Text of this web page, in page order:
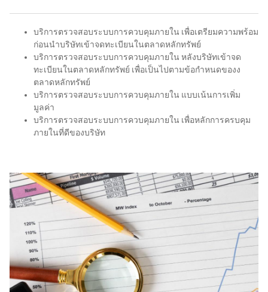
บริการตรวจสอบระบบการควบคุมภายใน เพื่อเตรียมความพร้อม
ก่อนนำบริษัทเข้าจดทะเบียนในตลาดหลักทรัพย์
บริการตรวจสอบระบบการควบคุมภายใน หลังบริษัทเข้าจด
ทะเบียนในตลาดหลักทรัพย์ เพื่อเป็นไปตามข้อกำหนดของง
ตลาดหลักทรัพย์
บริการตรวจสอบระบบการควบคุมภายใน แบบเน้นการเพิ่ม
มูลค่า
บริการตรวจสอบระบบการควบคุมภายใน เพื่อหลักการครบคุม
ภายในที่ดีของบริษัท